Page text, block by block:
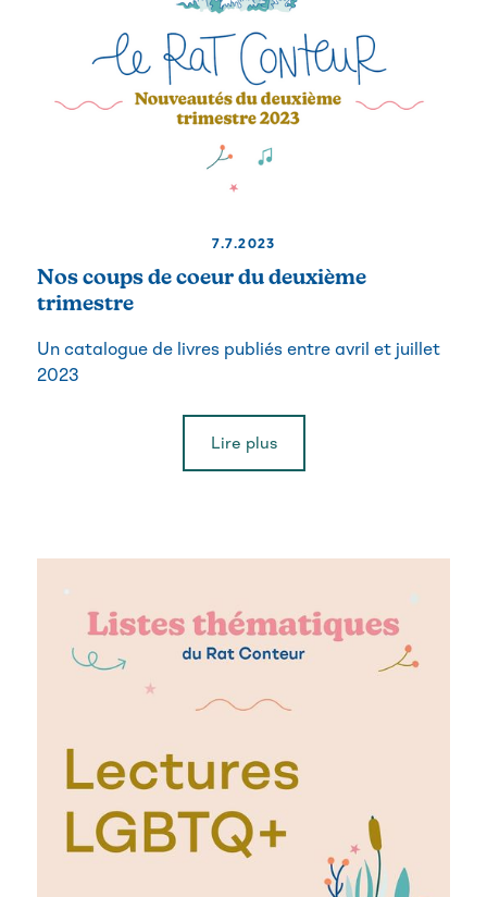
7.7.2023
Nos coups de coeur du deuxième
trimestre
Un catalogue de livres publiés entre avril et juillet
2023
Lire plus